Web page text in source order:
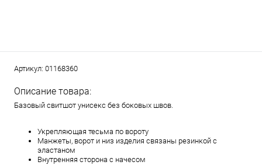
Артикул: 01168360
Описание товара:
Базовый свитшот унисекс без боковых швов.
Укрепляющая тесьма по вороту
Манжеты, ворот и низ изделия связаны резинкой с
эластаном
Внутренняя сторона с начесом